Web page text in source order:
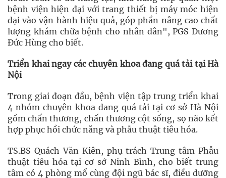
bệnh viện hiện đại với trang thiết bị máy móc hiện
đại vào vận hành hiệu quả, góp phần nâng cao chất
lượng khám chữa bệnh cho nhân dân", PGS Dương
Đức Hùng cho biết.
Triển khai ngay các chuyên khoa đang quá tải tại Hà
Nội
Trong giai đoạn đầu, bệnh viện tập trung triển khai
4 nhóm chuyên khoa đang quá tải tại cơ sở Hà Nội
gồm chấn thương, chấn thương cột sống, sọ não kết
hợp phục hồi chức năng và phẫu thuật tiêu hóa.
TS.BS Quách Văn Kiên, phụ trách Trung tâm Phẫu
thuật tiêu hóa tại cơ sở Ninh Bình, cho biết trung
tâm có 4 phòng mổ cùng đội ngũ bác sĩ, điều dưỡng